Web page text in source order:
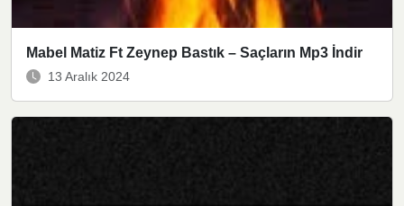
Mabel Matiz Ft Zeynep Bastık – Saçların Mp3 İndir
13 Aralık 2024